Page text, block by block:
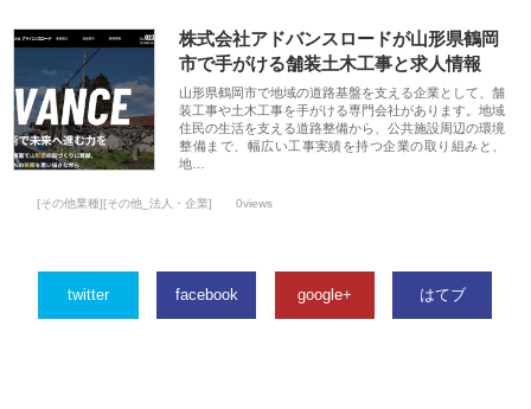
株式会社アドバンスロードが山形県鶴岡
市で手がける舗装土木工事と求人情報
山形県鶴岡市で地域の道路基盤を支える企業として、舗
装工事や土木工事を手がける専門会社があります。地域
住民の生活を支える道路整備から、公共施設周辺の環境
整備まで、幅広い工事実績を持つ企業の取り組みと、
地…
[その他業種][その他_法人・企業] 0views
twitter facebook google+ はてブ